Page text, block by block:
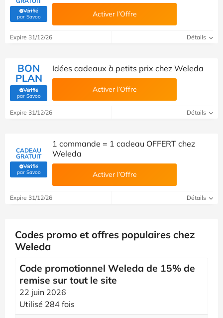
Vérifié
par Savoo(Vérifié par Savoo) Activer l’Offre
Expire 31/12/26 Détails
BON
PLAN
Vérifié
par Savoo(Vérifié par Savoo)
Idées cadeaux à petits prix chez Weleda
Activer l’Offre
Expire 31/12/26 Détails
CADEAU
GRATUIT
Vérifié
par Savoo(Vérifié par Savoo)
1 commande = 1 cadeau OFFERT chez
Weleda
Activer l’Offre
Expire 31/12/26 Détails
Codes promo et offres populaires chez
Weleda
Code promotionnel Weleda de 15% de
remise sur tout le site
22 juin 2026
Utilisé 284 fois